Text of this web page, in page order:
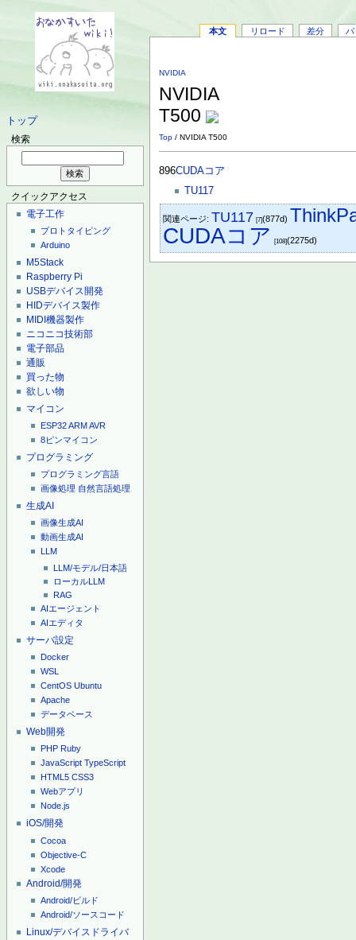
トップ
検索
クイックアクセス
電子工作
プロトタイピング
Arduino
M5Stack
Raspberry Pi
USBデバイス開発
HIDデバイス製作
MIDI機器製作
ニコニコ技術部
電子部品
通販
買った物
欲しい物
マイコン
ESP32ARMAVR
8ピンマイコン
プログラミング
プログラミング言語
画像処理 自然言語処理
生成AI
画像生成AI
動画生成AI
LLM
LLM/モデル/日本語
ローカルLLM
RAG
AIエージェント
AIエディタ
サーバ設定
Docker
WSL
CentOS Ubuntu
Apache
データベース
Web開発
PHP Ruby
JavaScript TypeScript
HTML5 CSS3
Webアプリ
Node.js
iOS/開発
Cocoa
Objective-C
Xcode
Android/開発
Android/ビルド
Android/ソースコード
Linux/デバイスドライバ
本文 リロード 差分 バ
NVIDIA
NVIDIA
T500
Top / NVIDIA T500
896CUDAコア
TU117
関連ページ: TU117 [7](877d)
CUDAコア [108](2275d)